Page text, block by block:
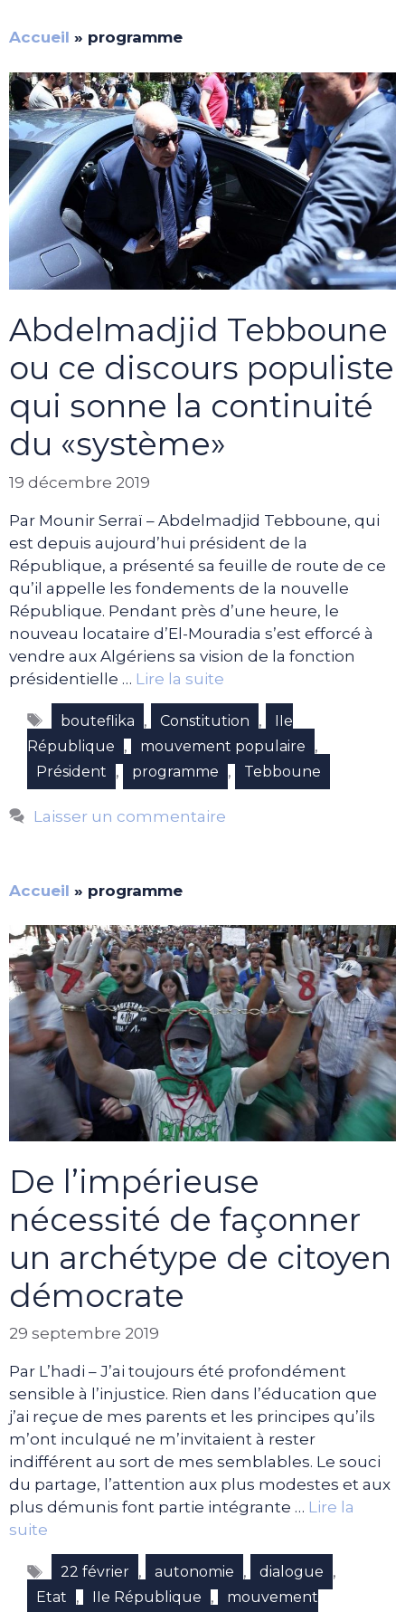
Accueil » programme
Abdelmadjid Tebboune
ou ce discours populiste
qui sonne la continuité
du «système»
19 décembre 2019
Par Mounir Serraï – Abdelmadjid Tebboune, qui
est depuis aujourd’hui président de la
République, a présenté sa feuille de route de ce
qu’il appelle les fondements de la nouvelle
République. Pendant près d’une heure, le
nouveau locataire d’El-Mouradia s’est efforcé à
vendre aux Algériens sa vision de la fonction
présidentielle … Lire la suite
Étiquettes
bouteflika , Constitution ,
IIe
République
, mouvement populaire ,
Président , programme , Tebboune
Laisser un commentaire
Accueil » programme
De l’impérieuse
nécessité de façonner
un archétype de citoyen
démocrate
29 septembre 2019
Par L’hadi – J’ai toujours été profondément
sensible à l’injustice. Rien dans l’éducation que
j’ai reçue de mes parents et les principes qu’ils
m’ont inculqué ne m’invitaient à rester
indifférent au sort de mes semblables. Le souci
du partage, l’attention aux plus modestes et aux
plus démunis font partie intégrante … Lire la
suite
Étiquettes
22 février , autonomie , dialogue ,
Etat , IIe République , mouvement